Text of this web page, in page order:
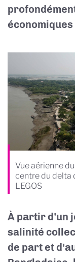
Vue aérienne
centre du delta
LEGOS
À partir d'un
salinité
de part et